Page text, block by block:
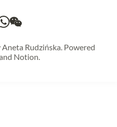
Rudzińska. Powered
Notion.